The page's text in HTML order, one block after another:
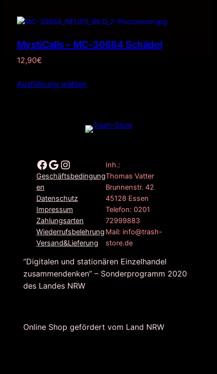
MystiCalls – MC-30684 Schädel
12,90€
Ausführung wählen
Facebook Google Instagram
Geschäftsbedingung
en
Datenschutz
Impressum
Zahlungsarten
Wiederrufsbelehrung
Versand&Lieferung
Inh.:
Thomas Vatter
Brunnenstr. 42
45128 Essen
Telefon: 0201
72999883
Mail: info@trash-
store.de
“Digitalen und stationären Einzelhandel
zusammendenken” – Sonderprogramm 2020
des Landes NRW
Online Shop gefördert vom Land NRW